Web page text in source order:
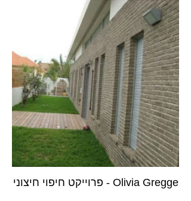
Olivia Gregge - פרוייקט חיפוי חיצוני